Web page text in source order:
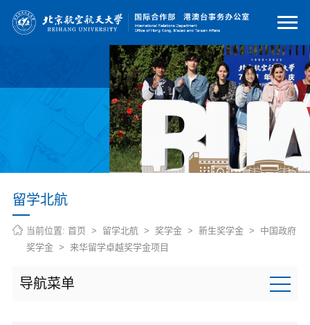
留学北航
当前位置: 首页 > 留学北航> 奖学金> 新生奖学金> 中国政府
奖学金> 来华留学卓越奖学金项目
导航菜单